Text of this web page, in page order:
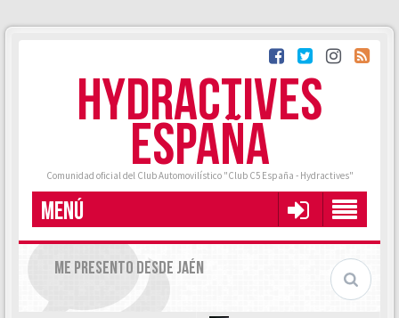
HYDRACTIVES
ESPAÑA
Comunidad oficial del Club Automovilístico "Club C5 España - Hydractives"
MENÚ
ME PRESENTO DESDE JAÉN